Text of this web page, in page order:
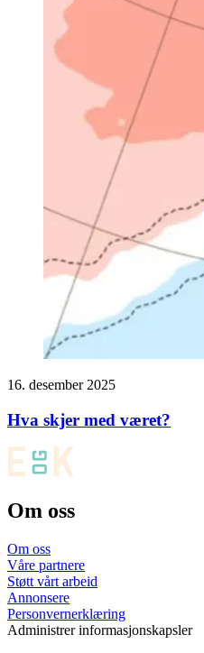
16. desember 2025
Hva skjer med været?
Om oss
Om oss
Våre partnere
Støtt vårt arbeid
Annonsere
Personvernerklæring
Administrer informasjonskapsler